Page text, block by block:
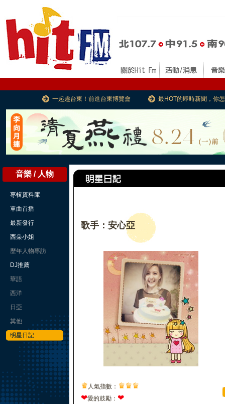
一起趣台東！前進台東博覽會 最HOT的即時新聞，你
音樂 / 人物
專輯資料庫
單曲首播
最新發行
西朵小姐
歷年人物專訪
DJ推薦
華語
西洋
日亞
其他
明星日記
歌手：安心亞
♛ 人氣指數： ♛♛♛
❤愛的鼓勵： ❤